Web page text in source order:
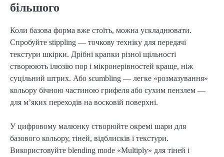
більшого
Коли базова форма вже стоїть, можна ускладнювати.
Спробуйте stippling — точкову техніку для передачі
текстури шкірки. Дрібні крапки різної щільності
створюють ілюзію пор і мікронерівностей краще, ніж
суцільний штрих. Або scumbling — легке «розмазування»
кольору бічною частиною грифеля або сухим пензлем —
для м’яких переходів на восковій поверхні.
У цифровому малюнку створюйте окремі шари для
базового кольору, тіней, відблисків і текстури.
Використовуйте blending mode «Multiply» для тіней і